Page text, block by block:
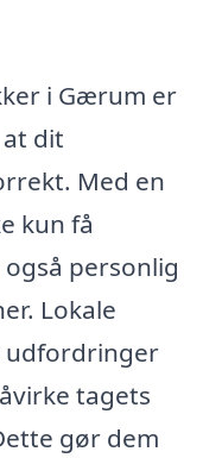
i Gærum er
dit
Med en
kun få
personlig
Lokale
udfordringer
tagets
gør dem